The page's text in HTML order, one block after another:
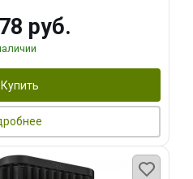
руб.
Купить